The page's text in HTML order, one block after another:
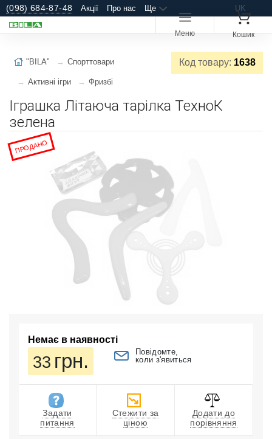
(098) 684-87-48 Акції Про нас Ще UK
Меню Кошик
Код товару: 1638
"BILA" Спорттовари
Активні ігри Фризбі
Іграшка Літаюча тарілка ТехноК
зелена
ПРОДАНО
Немає в наявності
33 грн.
Повідомте,
коли з'явиться
Задати
питання
Стежити за
ціною
Додати до
порівняння